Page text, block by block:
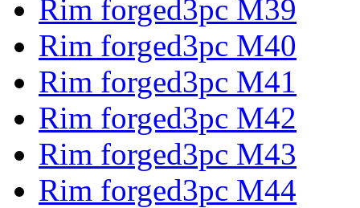
Rim forged3pc M39
Rim forged3pc M40
Rim forged3pc M41
Rim forged3pc M42
Rim forged3pc M43
Rim forged3pc M44